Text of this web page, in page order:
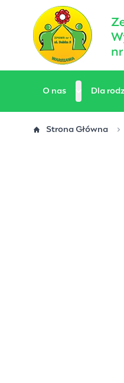
O nas Dla
Strona Główna